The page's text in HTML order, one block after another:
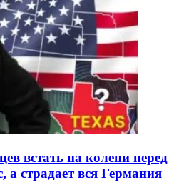
встать на колени перед
а страдает вся Германия